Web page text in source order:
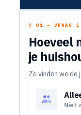
§ 01 — VRAAG 1
Hoeveel
je
Zo vinden we de
Niet